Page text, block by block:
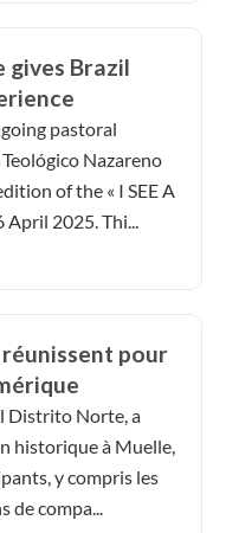
gives Brazil
pastoral
Nazareno
of the « I SEE A
April 2025. Thi...
pour
Distrito Norte, a
historique à Muelle,
y compris les
de compa...